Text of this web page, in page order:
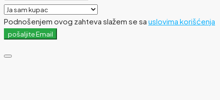
Podnošenjem ovog zahteva slažem se sa uslovima korišćenja
pošaljite Email